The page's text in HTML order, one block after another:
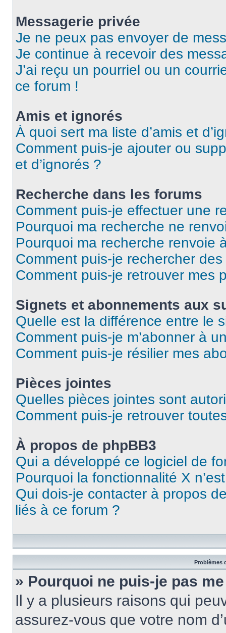
Messagerie privée
Je ne peux pas envoyer de
Je continue à recevoir des
J’ai reçu un pourriel ou un
ce forum !
Amis et ignorés
À quoi sert ma liste d’amis et
Comment puis-je ajouter ou
et d’ignorés ?
Recherche dans les forums
Comment puis-je effectuer une
Pourquoi ma recherche ne
Pourquoi ma recherche renvoie
Comment puis-je rechercher
Comment puis-je retrouver mes
Signets et abonnements aux
Quelle est la différence entre le
Comment puis-je m’abonner à
Comment puis-je résilier mes
Pièces jointes
Quelles pièces jointes sont
Comment puis-je retrouver
À propos de phpBB3
Qui a développé ce logiciel de
Pourquoi la fonctionnalité X
Qui dois-je contacter à propos
liés à ce forum ?
Problèmes
» Pourquoi ne puis-je pas
Il y a plusieurs raisons qui
assurez-vous que votre nom